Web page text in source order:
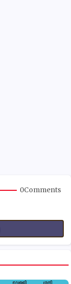
0Comments